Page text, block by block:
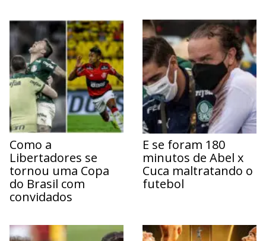
Como a
Libertadores se
tornou uma Copa
do Brasil com
convidados
E se foram 180
minutos de Abel x
Cuca maltratando o
futebol